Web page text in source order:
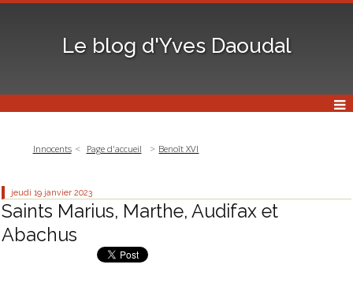
Le blog d'Yves Daoudal
Innocents Page d'accueil Benoît XVI
jeudi 19 janvier 2023
Saints Marius, Marthe, Audifax et
Abachus